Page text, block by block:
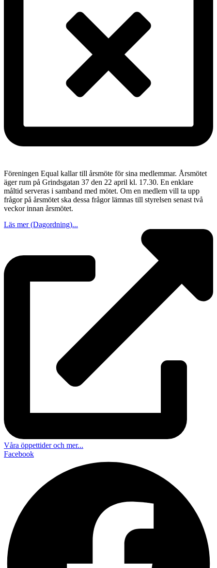
Föreningen Equal kallar till årsmöte för sina medlemmar. Årsmötet
äger rum på Grindsgatan 37 den 22 april kl. 17.30. En enklare
måltid serveras i samband med mötet. Om en medlem vill ta upp
frågor på årsmötet ska dessa frågor lämnas till styrelsen senast två
veckor innan årsmötet.
Läs mer (Dagordning)...
Våra öppettider och mer...
Facebook